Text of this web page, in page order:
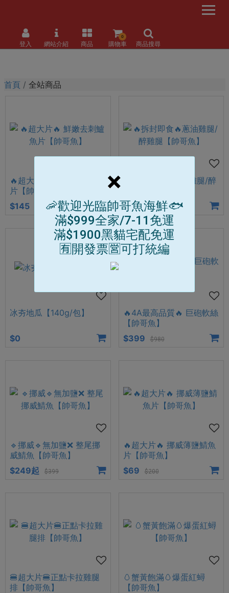
登入 網站介紹 商品 購物車
0
商品搜尋
首頁 全站商品
🔥超大片🔥 鮮嫩去刺鱸魚
片【帥哥魚】
$145
🔥拆封即食🔥蔥油雞腿/醉
$239
$500
冰夯地瓜【140g/包】
$0
🔥4A最高品質🔥 巨砲軟絲
【帥哥魚】
$399
$980
🔹挪威🔹無加鹽❌ 整尾挪
威鯖魚【帥哥魚】
$249起
$399
🔥超大片🔥 挪威薄鹽鯖魚
片【帥哥魚】
$69
$200
🍔超大片🍔正點卡拉雞腿
排【帥哥魚】
🥚蟹黃飽滿🥚爆蛋紅蟳
【帥哥魚】
×
🦐歡迎光臨帥哥魚海鮮🐟
滿$999全家/7-11免運
滿$1900黑貓宅配免運
🈶開發票🈺可打統編